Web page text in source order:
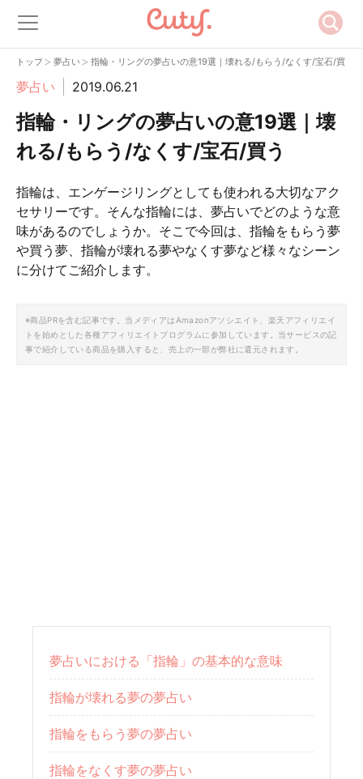
トップ > 夢占い > 指輪・リングの夢占いの意19選｜壊れる/もらう/なくす/宝石/買う
夢占い 2019.06.21
指輪・リングの夢占いの意19選｜壊
れる/もらう/なくす/宝石/買う
指輪は、エンゲージリングとしても使われる大切なアク
セサリーです。そんな指輪には、夢占いでどのような意
味があるのでしょうか。そこで今回は、指輪をもらう夢
や買う夢、指輪が壊れる夢やなくす夢など様々なシーン
に分けてご紹介します。
※商品PRを含む記事です。当メディアはAmazonアソシエイト、楽天アフィリエイ
トを始めとした各種アフィリエイトプログラムに参加しています。当サービスの記
事で紹介している商品を購入すると、売上の一部が弊社に還元されます。
夢占いにおける「指輪」の基本的な意味
指輪が壊れる夢の夢占い
指輪をもらう夢の夢占い
指輪をなくす夢の夢占い